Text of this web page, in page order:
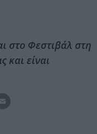
στο Φεστιβάλ στη
και είναι